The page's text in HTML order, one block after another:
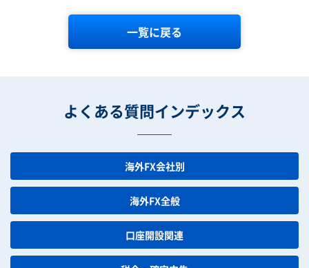
一覧に戻る
よくある質問インデックス
海外FX会社別
海外FX全般
口座開設関連